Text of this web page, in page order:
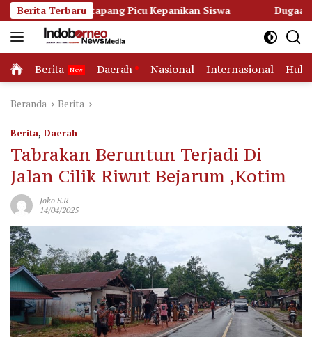
Langsung
ke
konten
Berita Terbaru
Ketapang Picu Kepanikan Siswa Dugaan Korupsi
Home
Berita Daerah Nasional Internasional
Beranda Berita
Berita, Daerah
Tabrakan Beruntun Terjadi Di
Jalan Cilik Riwut Bejarum ,Kotim
Joko S.R
14/04/2025